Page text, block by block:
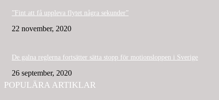
”Fint att få uppleva flytet några sekunder”
22 november, 2020
De galna reglerna fortsätter sätta stopp för motionsloppen i Sverige
26 september, 2020
POPULÄRA ARTIKLAR